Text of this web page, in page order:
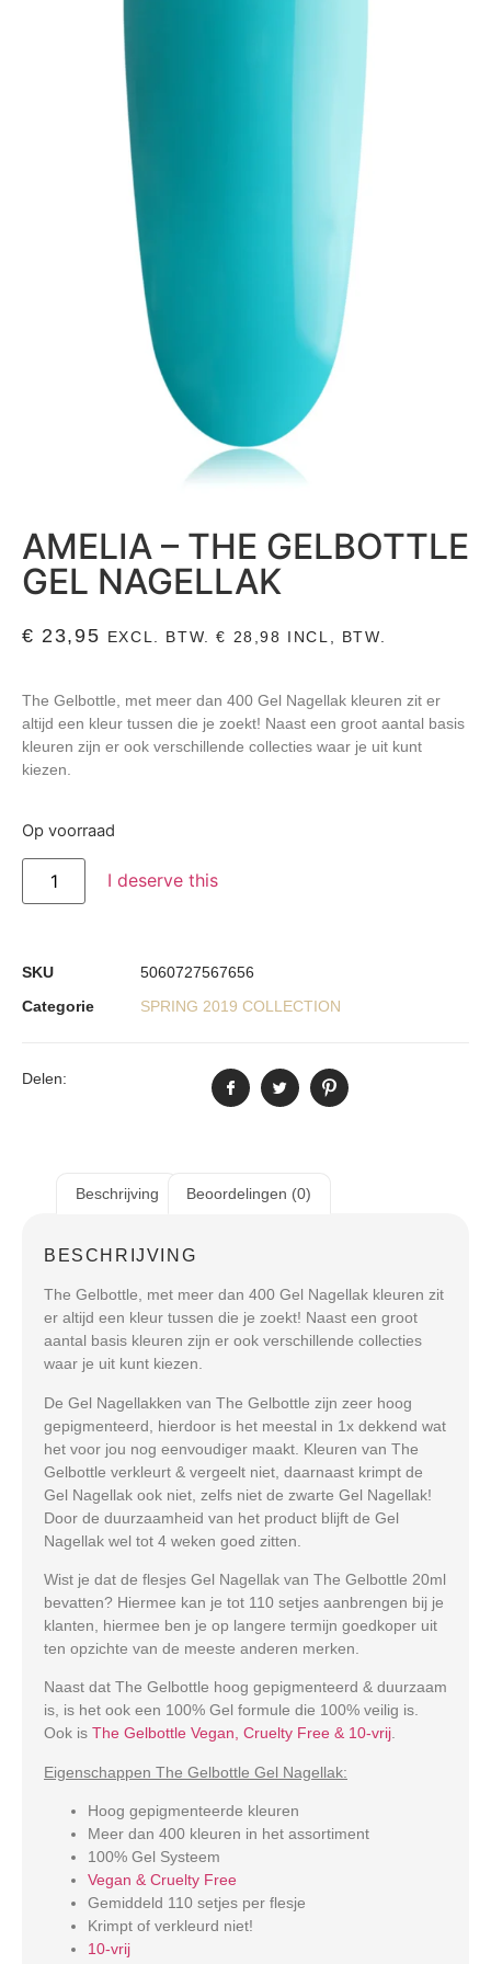
AMELIA – THE GELBOTTLE
GEL NAGELLAK
€ 23,95 EXCL. BTW.€ 28,98 INCL, BTW.
The Gelbottle, met meer dan 400 Gel Nagellak kleuren zit er
altijd een kleur tussen die je zoekt! Naast een groot aantal basis
kleuren zijn er ook verschillende collecties waar je uit kunt
kiezen.
Op voorraad
I deserve this
SKU
5060727567656
Categorie
SPRING 2019 COLLECTION
Delen:
Beschrijving Beoordelingen (0)
BESCHRIJVING
The Gelbottle, met meer dan 400 Gel Nagellak kleuren zit
er altijd een kleur tussen die je zoekt! Naast een groot
aantal basis kleuren zijn er ook verschillende collecties
waar je uit kunt kiezen.
De Gel Nagellakken van The Gelbottle zijn zeer hoog
gepigmenteerd, hierdoor is het meestal in 1x dekkend wat
het voor jou nog eenvoudiger maakt. Kleuren van The
Gelbottle verkleurt & vergeelt niet, daarnaast krimpt de
Gel Nagellak ook niet, zelfs niet de zwarte Gel Nagellak!
Door de duurzaamheid van het product blijft de Gel
Nagellak wel tot 4 weken goed zitten.
Wist je dat de flesjes Gel Nagellak van The Gelbottle 20ml
bevatten? Hiermee kan je tot 110 setjes aanbrengen bij je
klanten, hiermee ben je op langere termijn goedkoper uit
ten opzichte van de meeste anderen merken.
Naast dat The Gelbottle hoog gepigmenteerd & duurzaam
is, is het ook een 100% Gel formule die 100% veilig is.
Ook is The Gelbottle Vegan, Cruelty Free & 10-vrij.
Eigenschappen The Gelbottle Gel Nagellak:
Hoog gepigmenteerde kleuren
Meer dan 400 kleuren in het assortiment
100% Gel Systeem
Vegan & Cruelty Free
Gemiddeld 110 setjes per flesje
Krimpt of verkleurd niet!
10-vrij